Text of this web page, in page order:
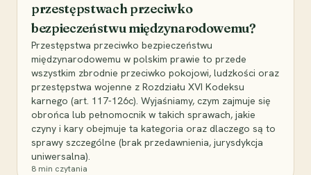
przestępstwach przeciwko
bezpieczeństwu międzynarodowemu?
Przestępstwa przeciwko bezpieczeństwu
międzynarodowemu w polskim prawie to przede
wszystkim zbrodnie przeciwko pokojowi, ludzkości oraz
przestępstwa wojenne z Rozdziału XVI Kodeksu
karnego (art. 117-126c). Wyjaśniamy, czym zajmuje się
obrońca lub pełnomocnik w takich sprawach, jakie
czyny i kary obejmuje ta kategoria oraz dlaczego są to
sprawy szczególne (brak przedawnienia, jurysdykcja
uniwersalna).
8 min czytania